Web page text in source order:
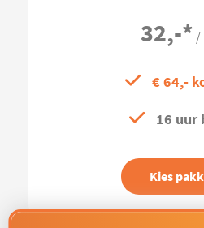
32,-* /
€ 64,-
16 uur
Kies